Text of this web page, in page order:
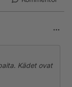
Kädet ovat